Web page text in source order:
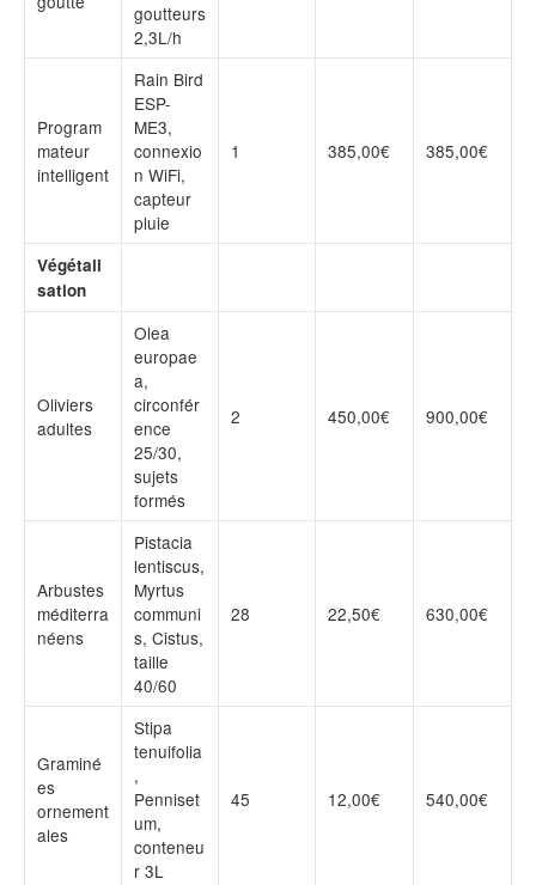
goutteurs
2,3L/h
Program
mateur
intelligent
Rain Bird
ESP-
ME3,
connexio
n WiFi,
capteur
pluie
1 385,00€ 385,00€
Végétali
sation
Oliviers
adultes
Olea
europae
a,
circonfér
ence
25/30,
sujets
formés
2 450,00€ 900,00€
Arbustes
méditerra
néens
Pistacia
lentiscus,
Myrtus
communi
s, Cistus,
taille
40/60
28 22,50€ 630,00€
Graminé
es
ornement
ales
Stipa
tenuifolia
,
Penniset
um,
conteneu
r 3L
45 12,00€ 540,00€